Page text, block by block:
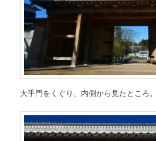
大手門をくぐり、内側から見たところ。